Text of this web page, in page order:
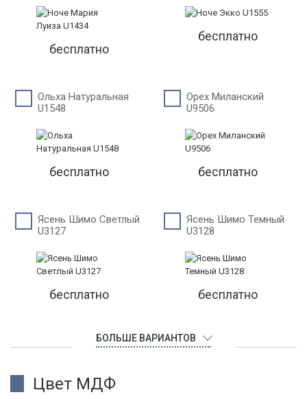
бесплатно
бесплатно
Ольха Натуральная
U1548
бесплатно
Орех Миланский
U9506
бесплатно
Ясень Шимо Светлый
U3127
бесплатно
Ясень Шимо Темный
U3128
бесплатно
БОЛЬШЕ ВАРИАНТОВ
Цвет МДФ